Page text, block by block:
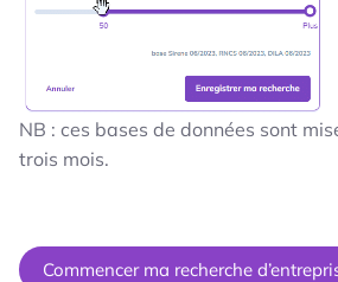
NB : ces bases de données sont
trois mois.
Commencer ma recherche